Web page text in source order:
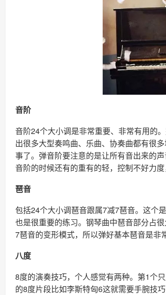
音阶
音阶24个大小调是非常重要、非常有用的
出很多大型奏鸣曲、乐曲、协奏曲都有很
事了。弹音阶要注意的是让所有音出来的
音阶的时候还有的重有的轻，控制不好力
琶音
包括24个大小调琶音跟属7减7琶音。这个
也是很重要的练习。钢琴曲中琶音部分占
7琶音的变形模式，所以弹好基本琶音是非
八度
8度的演奏技巧，个人感觉有两种。第1个
的8度片段比如李斯特匈6这就需要手腕技